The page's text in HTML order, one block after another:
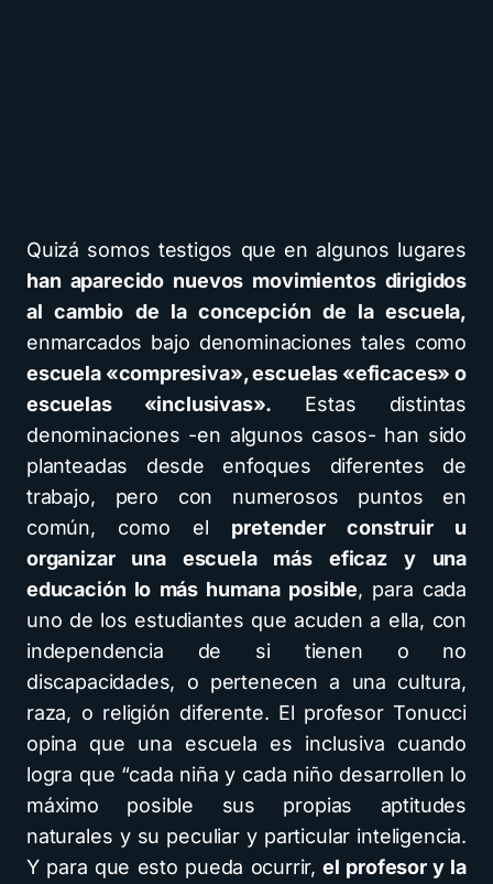
Quizá somos testigos que en algunos lugares
han aparecido nuevos movimientos dirigidos
al cambio de la concepción de la escuela,
enmarcados bajo denominaciones tales como
escuela «compresiva», escuelas «eficaces» o
escuelas «inclusivas». Estas distintas
denominaciones -en algunos casos- han sido
planteadas desde enfoques diferentes de
trabajo, pero con numerosos puntos en
común, como el pretender construir u
organizar una escuela más eficaz y una
educación lo más humana posible, para cada
uno de los estudiantes que acuden a ella, con
independencia de si tienen o no
discapacidades, o pertenecen a una cultura,
raza, o religión diferente. El profesor Tonucci
opina que una escuela es inclusiva cuando
logra que “cada niña y cada niño desarrollen lo
máximo posible sus propias aptitudes
naturales y su peculiar y particular inteligencia.
Y para que esto pueda ocurrir,el profesor y la